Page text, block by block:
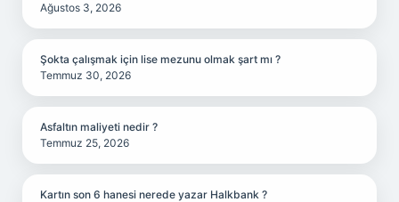
Ağustos 3, 2026
Şokta çalışmak için lise mezunu olmak şart mı ?
Temmuz 30, 2026
Asfaltın maliyeti nedir ?
Temmuz 25, 2026
Kartın son 6 hanesi nerede yazar Halkbank ?